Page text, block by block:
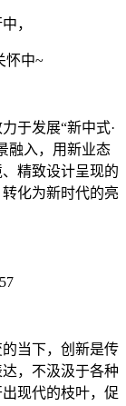
，
怀中~
于发展“新中式·
融入，用新业态
精致设计呈现的
化为新时代的亮
当下，创新是传
，不汲汲于各种
现代的枝叶，促